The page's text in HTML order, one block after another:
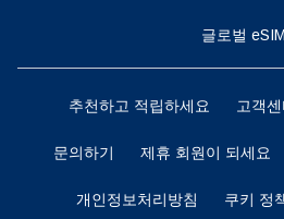
글로벌 eSIM
추천하고 적립하세요 고객센
문의하기 제휴 회원이 되세요
개인정보처리방침 쿠키 정